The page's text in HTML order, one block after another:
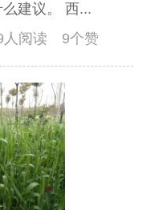
建议。 西...
人阅读 9个赞